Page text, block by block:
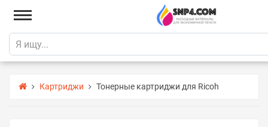
Картриджи Тонерные картриджи для Ricoh